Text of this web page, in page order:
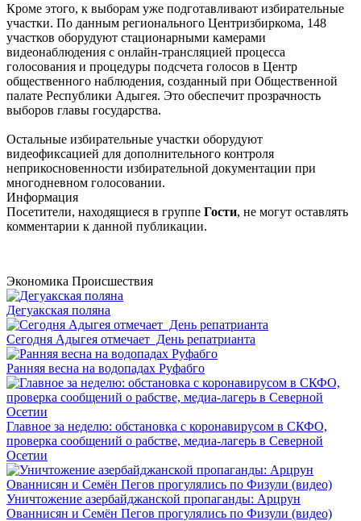
Кроме этого, к выборам уже подготавливают избирательные
участки. По данным регионального Центризбиркома, 148
участков оборудуют стационарными камерами
видеонаблюдения с онлайн-трансляцией процесса
голосования и процедуры подсчета голосов в Центр
общественного наблюдения, созданный при Общественной
палате Республики Адыгея. Это обеспечит прозрачность
выборов главы государства.
Остальные избирательные участки оборудуют
видеофиксацией для дополнительного контроля
неприкосновенности избирательной документации при
многодневном голосовании.
Информация
Посетители, находящиеся в группе Гости, не могут оставлять
комментарии к данной публикации.
Экономика Происшествия
Дегуакская поляна
Сегодня Адыгея отмечает День репатрианта
Ранняя весна на водопадах Руфабго
Главное за неделю: обстановка с коронавирусом в СКФО,
проверка сообщений о рабстве, медиа-лагерь в Северной
Осетии
Уничтожение азербайджанской пропаганды: Арцрун
Ованнисян и Семён Пегов прогулялись по Физули (видео)